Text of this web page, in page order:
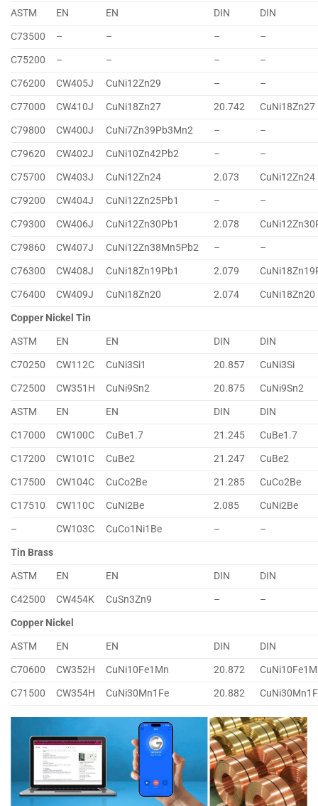
ASTM
EN EN DIN
DIN
C73500
– – –
–
C75200
– – –
–
C76200
CW405J CuNi12Zn29 –
–
C77000
CW410J CuNi18Zn27 20.742
CuNi18Zn27
C79800
CW400J CuNi7Zn39Pb3Mn2 –
–
C79620
CW402J CuNi10Zn42Pb2 –
–
C75700
CW403J CuNi12Zn24 2.073
CuNi12Zn24
C79200
CW404J CuNi12Zn25Pb1 –
–
C79300
CW406J CuNi12Zn30Pb1 2.078
C79860
CW407J CuNi12Zn38Mn5Pb2 –
–
C76300
CW408J CuNi18Zn19Pb1 2.079
C76400
CW409J CuNi18Zn20 2.074
CuNi18Zn20
Copper Nickel Tin
ASTM
EN EN DIN
DIN
C70250
CW112C CuNi3Si1 20.857
CuNi3Si
C72500
CW351H CuNi9Sn2 20.875
CuNi9Sn2
ASTM
EN EN DIN
DIN
C17000
CW100C CuBe1.7 21.245
CuBe1.7
C17200
CW101C CuBe2 21.247
CuBe2
C17500
CW104C CuCo2Be 21.285
CuCo2Be
C17510
CW110C CuNi2Be 2.085
CuNi2Be
–
CW103C CuCo1Ni1Be –
–
Tin Brass
ASTM
EN EN DIN
DIN
C42500
CW454K CuSn3Zn9 –
–
Copper Nickel
ASTM
EN EN DIN
DIN
C70600
CW352H CuNi10Fe1Mn 20.872
C71500
CW354H CuNi30Mn1Fe 20.882